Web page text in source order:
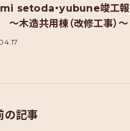
setoda・yubune竣工報
木造共用棟（改修工事）～
の記事